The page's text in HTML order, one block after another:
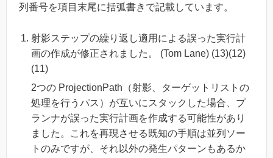
列番号を項目末尾に括弧書きで記載しています。
射影ステップの繰り返し適用による誤った実行計
画の作成が修正されました。 (Tom Lane) (13)(12)
(11)
2つの ProjectionPath（射影、ターゲットリストの
処理を行うパス）が互いにスタックした場合、プ
ランナが誤った実行計画を作成する可能性があり
ました。これを再現させる既知の手順は並列ソー
トのみですが、それ以外の発生パターンもあるか